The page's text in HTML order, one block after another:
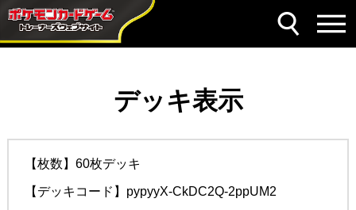
デッキ表示
【枚数】60枚デッキ
【デッキコード】 pypyyX-CkDC2Q-2ppUM2